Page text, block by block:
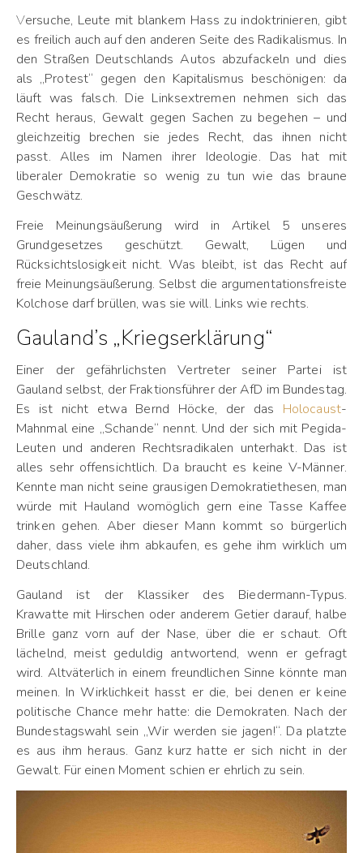
Versuche, Leute mit blankem Hass zu indoktrinieren, gibt
es freilich auch auf den anderen Seite des Radikalismus. In
den Straßen Deutschlands Autos abzufackeln und dies
als „Protest“ gegen den Kapitalismus beschönigen: da
läuft was falsch. Die Linksextremen nehmen sich das
Recht heraus, Gewalt gegen Sachen zu begehen – und
gleichzeitig brechen sie jedes Recht, das ihnen nicht
passt. Alles im Namen ihrer Ideologie. Das hat mit
liberaler Demokratie so wenig zu tun wie das braune
Geschwätz.
Freie Meinungsäußerung wird in Artikel 5 unseres
Grundgesetzes geschützt. Gewalt, Lügen und
Rücksichtslosigkeit nicht. Was bleibt, ist das Recht auf
freie Meinungsäußerung. Selbst die argumentationsfreiste
Kolchose darf brüllen, was sie will. Links wie rechts.
Gauland’s „Kriegserklärung“
Einer der gefährlichsten Vertreter seiner Partei ist
Gauland selbst, der Fraktionsführer der AfD im Bundestag.
Es ist nicht etwa Bernd Höcke, der das Holocaust-
Mahnmal eine „Schande“ nennt. Und der sich mit Pegida-
Leuten und anderen Rechtsradikalen unterhakt. Das ist
alles sehr offensichtlich. Da braucht es keine V-Männer.
Kennte man nicht seine grausigen Demokratiethesen, man
würde mit Hauland womöglich gern eine Tasse Kaffee
trinken gehen. Aber dieser Mann kommt so bürgerlich
daher, dass viele ihm abkaufen, es gehe ihm wirklich um
Deutschland.
Gauland ist der Klassiker des Biedermann-Typus.
Krawatte mit Hirschen oder anderem Getier darauf, halbe
Brille ganz vorn auf der Nase, über die er schaut. Oft
lächelnd, meist geduldig antwortend, wenn er gefragt
wird. Altväterlich in einem freundlichen Sinne könnte man
meinen. In Wirklichkeit hasst er die, bei denen er keine
politische Chance mehr hatte: die Demokraten. Nach der
Bundestagswahl sein „Wir werden sie jagen!“. Da platzte
es aus ihm heraus. Ganz kurz hatte er sich nicht in der
Gewalt. Für einen Moment schien er ehrlich zu sein.